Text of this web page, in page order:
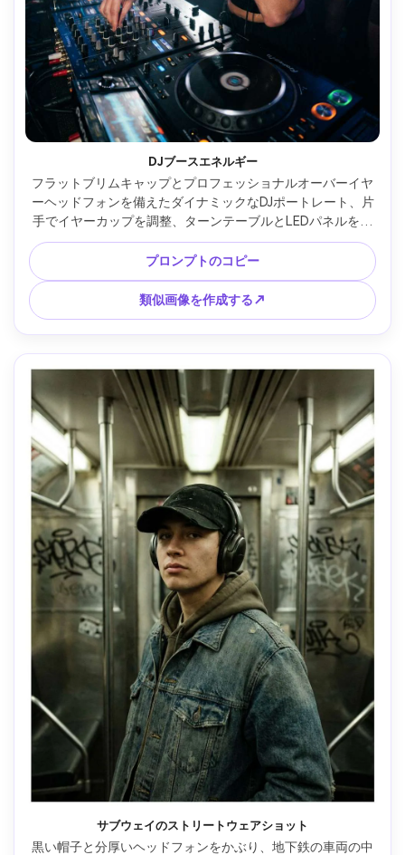
DJブースエネルギー
フラットブリムキャップとプロフェッショナルオーバーイヤ
ーヘッドフォンを備えたダイナミックなDJポートレート、片
手でイヤーカップを調整、ターンテーブルとLEDパネルを備
えたクラブDJブース、フォグヘイズ、ブルーとマゼンタのラ
イト、スウェットグローハイライト、Sony A1 35mm f/1.4で
撮影、ややローアングル、モーションブラー背景のシャープ
な被写体、超リアル、コンサート雰囲気 --ar 4:5
プロンプトのコピー
類似画像を作成する↗
サブウェイのストリートウェアショット
黒い帽子と分厚いヘッドフォンをかぶり、地下鉄の車両の中